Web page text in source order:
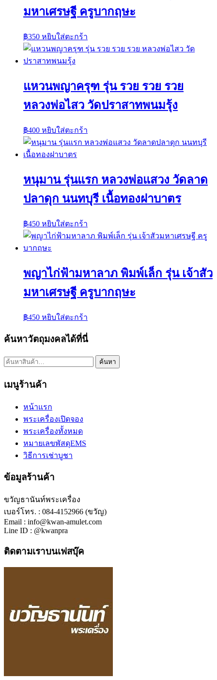
มหาเศรษฐี ครูบากฤษะ
฿350 หยิบใส่ตะกร้า
แหวนพญาครุฑ รุ่น รวย รวย รวย
หลวงพ่อไสว วัดปราสาทพนมรุ้ง
฿400 หยิบใส่ตะกร้า
หนุมาน รุ่นแรก หลวงพ่อแสวง วัดลาด
ปลาดุก นนทบุรี เนื้อทองฝาบาตร
฿450 หยิบใส่ตะกร้า
พญาไก่ฟ้ามหาลาภ พิมพ์เล็ก รุ่น เจ้าสัว
มหาเศรษฐี ครูบากฤษะ
฿450 หยิบใส่ตะกร้า
ค้นหาวัตถุมงคลได้ที่นี่
ค้นหา: ค้นหา
เมนูร้านค้า
หน้าแรก
พระเครื่องเปิดจอง
พระเครื่องทั้งหมด
หมายเลขพัสดุEMS
วิธีการเช่าบูชา
ข้อมูลร้านค้า
ขวัญธานันท์พระเครื่อง
เบอร์โทร. : 084-4152966 (ขวัญ)
Email : info@kwan-amulet.com
Line ID : @kwanpra
ติดตามเราบนเฟสบุ๊ค